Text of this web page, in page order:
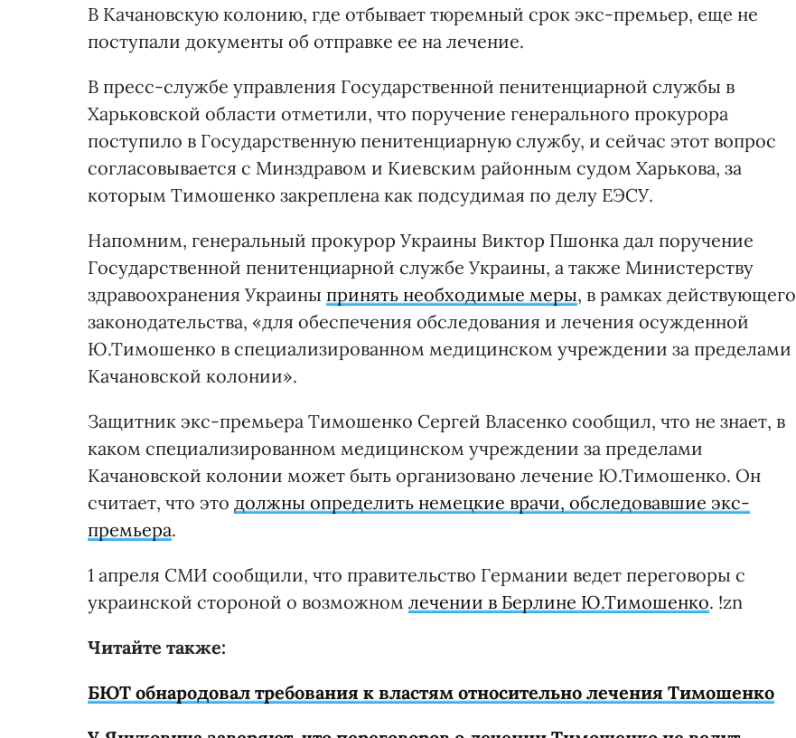
В Качановскую колонию, где отбывает тюремный срок экс-премьер, еще не
поступали документы об отправке ее на лечение.
В пресс-службе управления Государственной пенитенциарной службы в
Харьковской области отметили, что поручение генерального прокурора
поступило в Государственную пенитенциарную службу, и сейчас этот вопрос
согласовывается с Минздравом и Киевским районным судом Харькова, за
которым Тимошенко закреплена как подсудимая по делу ЕЭСУ.
Напомним, генеральный прокурор Украины Виктор Пшонка дал поручение
Государственной пенитенциарной службе Украины, а также Министерству
здравоохранения Украины принять необходимые меры, в рамках действующего
законодательства, «для обеспечения обследования и лечения осужденной
Ю.Тимошенко в специализированном медицинском учреждении за пределами
Качановской колонии».
Защитник экс-премьера Тимошенко Сергей Власенко сообщил, что не знает, в
каком специализированном медицинском учреждении за пределами
Качановской колонии может быть организовано лечение Ю.Тимошенко. Он
считает, что это должны определить немецкие врачи, обследовавшие экс-
премьера.
1 апреля СМИ сообщили, что правительство Германии ведет переговоры с
украинской стороной о возможном лечении в Берлине Ю.Тимошенко. !zn
Читайте также:
БЮТ обнародовал требования к властям относительно лечения Тимошенко